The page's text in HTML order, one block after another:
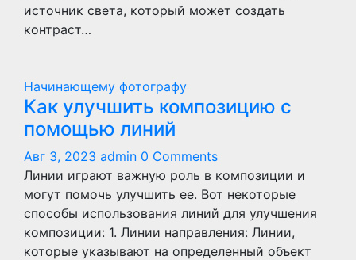
источник света, который может создать
контраст…
Начинающему фотографу
Как улучшить композицию с
помощью линий
Авг 3, 2023 admin 0 Comments
Линии играют важную роль в композиции и
могут помочь улучшить ее. Вот некоторые
способы использования линий для улучшения
композиции: 1. Линии направления: Линии,
которые указывают на определенный объект